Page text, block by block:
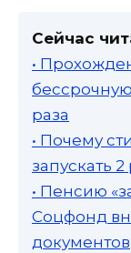
Сейчас
•
раза
• Почему
запускать
• Пенсию
Соцфонд
документов